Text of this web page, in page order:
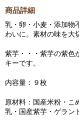
商品詳細
乳・卵・小麦・添加物
わいに。素材の味を大
紫芋・・・紫芋の紫色
キーです。
内容量：９枚
原材料：国産米粉・こ
乳・国産紫芋・ゲラン